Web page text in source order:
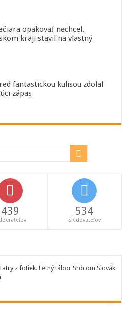
opakovať nechcel.
kraji stavil na vlastný
fantastickou kulisou zdolal
zápas
439 534
Sledovateľov
z fotiek. Letný tábor Srdcom Slovák